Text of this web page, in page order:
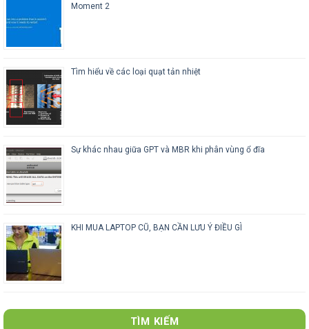
Moment 2
Tìm hiểu về các loại quạt tản nhiệt
Sự khác nhau giữa GPT và MBR khi phân vùng ổ đĩa
KHI MUA LAPTOP CŨ, BẠN CẦN LƯU Ý ĐIỀU GÌ
TÌM KIẾM